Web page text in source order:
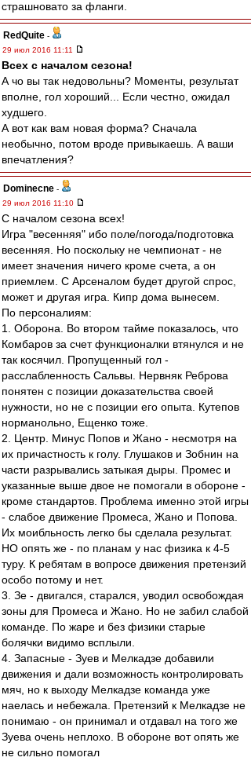
страшновато за фланги.
RedQuite -
29 июл 2016 11:11
Всех с началом сезона!
А чо вы так недовольны? Моменты, результат
вполне, гол хороший... Если честно, ожидал
худшего.
А вот как вам новая форма? Сначала
необычно, потом вроде привыкаешь. А ваши
впечатления?
Dominecne -
29 июл 2016 11:10
С началом сезона всех!
Игра "весенняя" ибо поле/погода/подготовка
весенняя. Но поскольку не чемпионат - не
имеет значения ничего кроме счета, а он
приемлем. С Арсеналом будет другой спрос,
может и другая игра. Кипр дома вынесем.
По персоналиям:
1. Оборона. Во втором тайме показалось, что
Комбаров за счет функционалки втянулся и не
так косячил. Пропущенный гол -
расслабленность Сальвы. Нервняк Реброва
понятен с позиции доказательства своей
нужности, но не с позиции его опыта. Кутепов
норманольно, Ещенко тоже.
2. Центр. Минус Попов и Жано - несмотря на
их причастность к голу. Глушаков и Зобнин на
части разрывались затыкая дыры. Промес и
указанные выше двое не помогали в обороне -
кроме стандартов. Проблема именно этой игры
- слабое движение Промеса, Жано и Попова.
Их моибльность легко бы сделала результат.
НО опять же - по планам у нас физика к 4-5
туру. К ребятам в вопросе движения претензий
особо потому и нет.
3. Зе - двигался, старался, уводил освобождая
зоны для Промеса и Жано. Но не забил слабой
команде. По жаре и без физики старые
болячки видимо всплыли.
4. Запасные - Зуев и Мелкадзе добавили
движения и дали возможность контролировать
мяч, но к выходу Мелкадзе команда уже
наелась и небежала. Претензий к Мелкадзе не
понимаю - он принимал и отдавал на того же
Зуева очень неплохо. В обороне вот опять же
не сильно помогал